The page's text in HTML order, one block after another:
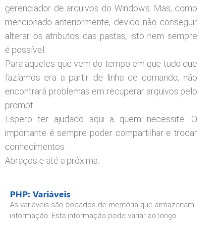
gerenciador de arquivos do Windows. Mas, como
mencionado anteriormente, devido não conseguir
alterar os atributos das pastas, isto nem sempre
é possível.
Para aqueles que vem do tempo em que tudo que
fazíamos era a partir de linha de comando, não
encontrará problemas em recuperar arquivos pelo
prompt.
Espero ter ajudado aqui a quem necessite. O
importante é sempre poder compartilhar e trocar
conhecimentos.
Abraços e até a próxima.
PHP: Variáveis
As variáveis são bocados de memória que armazenam
informação. Esta informação pode variar ao longo